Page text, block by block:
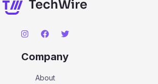
Company
About